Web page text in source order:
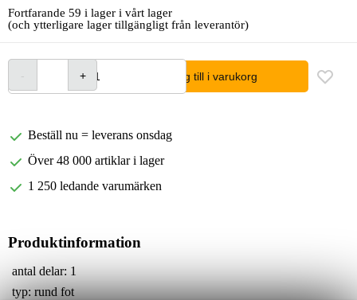
Fortfarande 59 i lager i vårt lager
(och ytterligare lager tillgängligt från leverantör)
lägg till i varukorg
Beställ nu = leverans onsdag
Över 48 000 artiklar i lager
1 250 ledande varumärken
Produktinformation
antal delar: 1
typ: rund fot